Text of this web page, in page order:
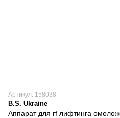
Артикул: 158038
B.S. Ukraine
Аппарат для rf лифтинга